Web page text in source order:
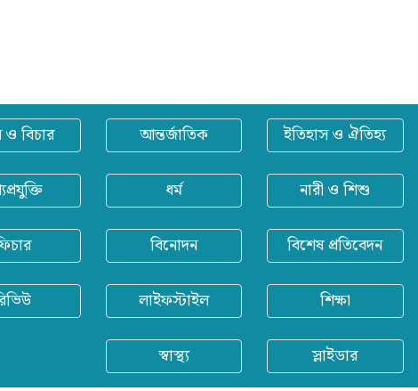
বিচার আন্তর্জাতিক ইতিহাস ও ঐতিহ্য
ধর্ম নারী ও শিশু
বিনোদন বিশেষ প্রতিবেদন
লাইফস্টাইল শিক্ষা
স্বাস্থ্য স্লাইডার